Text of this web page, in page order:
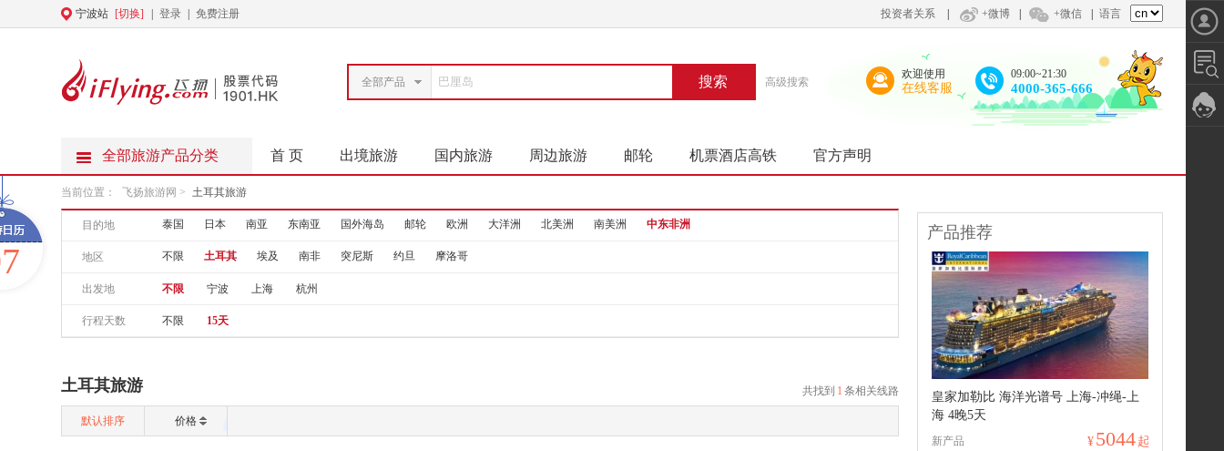
宁波站 [切换] 登录 免费注册 投资者关系 +微博 +微信 语言
全部产品 搜索 高级搜索
欢迎使用
在线客服
09:00~21:30
4000-365-666
全部旅游产品分类 首 页 出境旅游 国内旅游 周边旅游 邮轮 机票酒店高铁 官方声明
当前位置： 飞扬旅游网 > 土耳其旅游
目的地 泰国 日本 南亚 东南亚 国外海岛 邮轮 欧洲 大洋洲 北美洲 南美洲 中东非洲
地区 不限 土耳其 埃及 南非 突尼斯 约旦 摩洛哥
出发地 不限 宁波 上海 杭州
行程天数 不限 15天
土耳其旅游 共找到 1 条相关线路
默认排序 价格
产品推荐
皇家加勒比 海洋光谱号 上海-冲绳-上
海 4晚5天
新产品 ¥ 5044 起